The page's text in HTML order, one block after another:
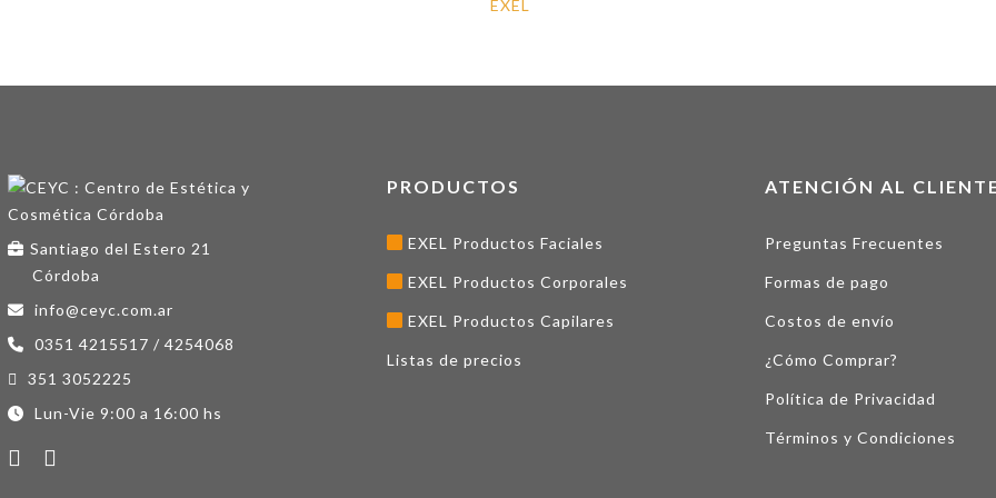
EXEL
Santiago del Estero 21
Córdoba
info@ceyc.com.ar
0351 4215517 / 4254068
351 3052225
Lun-Vie 9:00 a 16:00 hs
PRODUCTOS
EXEL Productos Faciales
EXEL Productos Corporales
EXEL Productos Capilares
Listas de precios
ATENCIÓN AL
Preguntas Frecuentes
Formas de pago
Costos de envío
¿Cómo Comprar?
Política de Privacidad
Términos y Condiciones